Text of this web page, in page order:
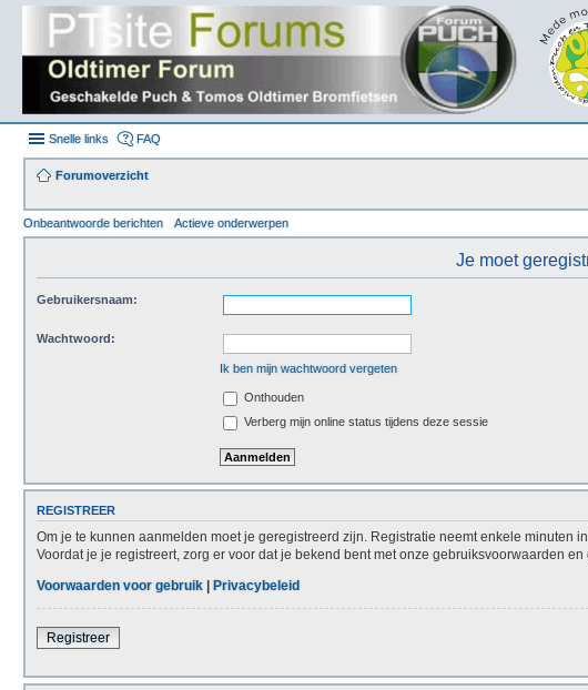
Snelle links FAQ
Forumoverzicht
Onbeantwoorde berichten Actieve onderwerpen
Je moet
Gebruikersnaam:
Wachtwoord:
Ik ben mijn wachtwoord vergeten
Onthouden
Verberg mijn online status tijdens deze sessie
REGISTREER
Om je te kunnen aanmelden moet je geregistreerd zijn. Registratie neemt enkele
Voordat je je registreert, zorg er voor dat je bekend bent met onze gebruiksvoorwaarden
Voorwaarden voor gebruik | Privacybeleid
Registreer